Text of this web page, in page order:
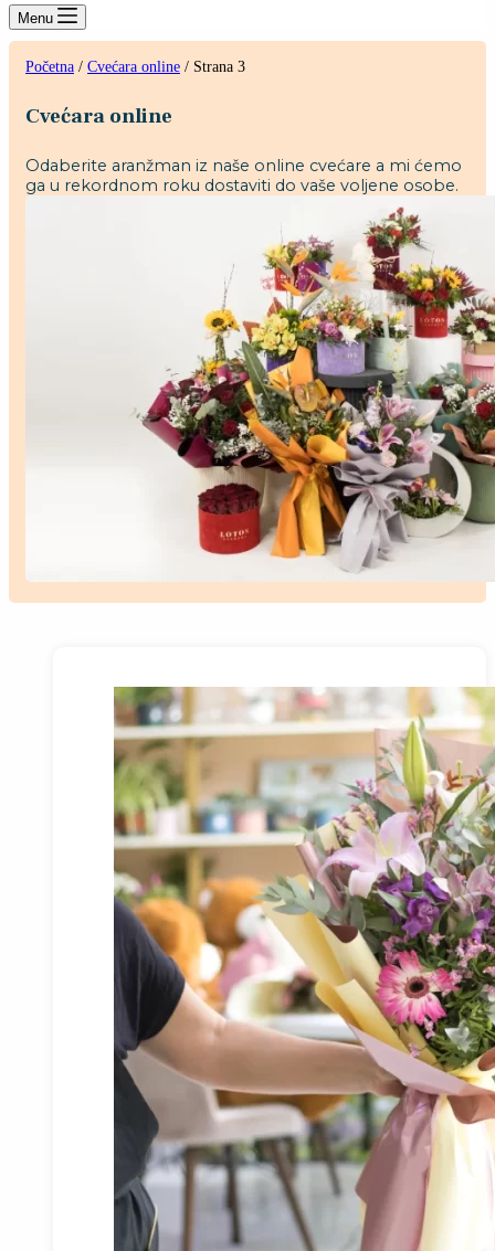
Menu
Početna / Cvećara online / Strana 3
Cvećara online
Odaberite aranžman iz naše online cvećare a mi ćemo
ga u rekordnom roku dostaviti do vaše voljene osobe.